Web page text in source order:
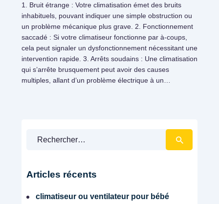
1. Bruit étrange : Votre climatisation émet des bruits
inhabituels, pouvant indiquer une simple obstruction ou
un problème mécanique plus grave. 2. Fonctionnement
saccadé : Si votre climatiseur fonctionne par à-coups,
cela peut signaler un dysfonctionnement nécessitant une
intervention rapide. 3. Arrêts soudains : Une climatisation
qui s’arrête brusquement peut avoir des causes
multiples, allant d’un problème électrique à un…
Articles récents
climatiseur ou ventilateur pour bébé